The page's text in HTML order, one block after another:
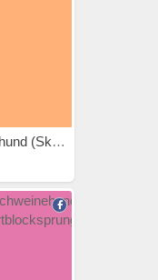
Schweinehund (Skateboard)